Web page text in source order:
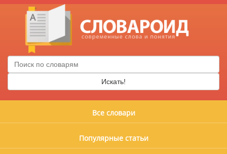
Искать!
Все словари
Популярные статьи